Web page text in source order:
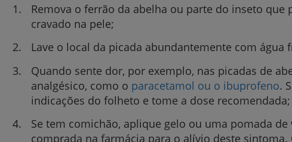
Remova o ferrão da abelha ou parte do inseto que
cravado na pele;
Lave o local da picada abundantemente com água
Quando sente dor, por exemplo, nas picadas de
analgésico, como o paracetamol ou o ibuprofeno.
indicações do folheto e tome a dose recomendada;
Se tem comichão, aplique gelo ou uma pomada de
comprada na farmácia para o alívio deste sintoma.